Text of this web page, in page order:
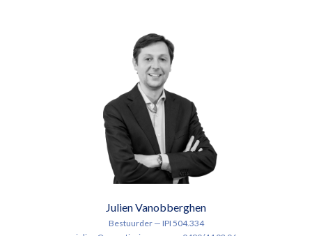
Julien Vanobberghen
Bestuurder — IPI 504.334